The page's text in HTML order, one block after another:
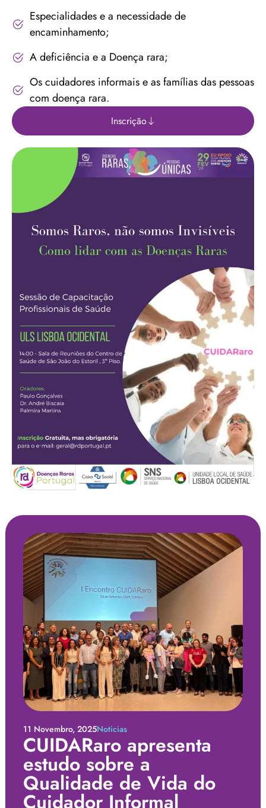
Especialidades e a necessidade de
encaminhamento;
A deficiência e a Doença rara;
Os cuidadores informais e as famílias das pessoas
com doença rara.
Inscrição
11 Novembro, 2025Noticias
CUIDARaro apresenta
estudo sobre a
Qualidade de Vida do
Cuidador Informal